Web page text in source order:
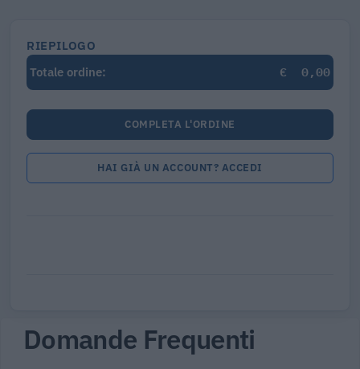
RIEPILOGO
Totale ordine:
€ 0,00
COMPLETA L'ORDINE
HAI GIÀ UN ACCOUNT? ACCEDI
Domande Frequenti